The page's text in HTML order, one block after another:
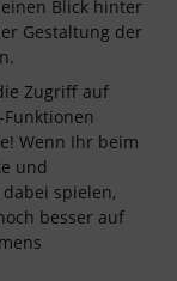
Blick hinter
Gestaltung der
Zugriff auf
Wenn Ihr beim
und
spielen,
besser auf